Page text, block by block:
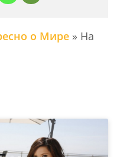
о Мире » На